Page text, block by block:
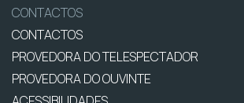
CONTACTOS
CONTACTOS
PROVEDORA DO TELESPECTADOR
PROVEDORA DO OUVINTE